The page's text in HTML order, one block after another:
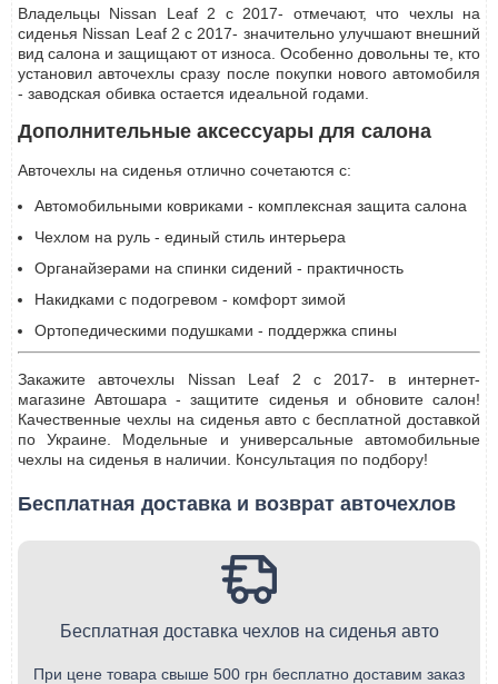
Владельцы Nissan Leaf 2 с 2017- отмечают, что чехлы на
сиденья Nissan Leaf 2 с 2017- значительно улучшают внешний
вид салона и защищают от износа. Особенно довольны те, кто
установил авточехлы сразу после покупки нового автомобиля
- заводская обивка остается идеальной годами.
Дополнительные аксессуары для салона
Авточехлы на сиденья отлично сочетаются с:
Автомобильными ковриками - комплексная защита салона
Чехлом на руль - единый стиль интерьера
Органайзерами на спинки сидений - практичность
Накидками с подогревом - комфорт зимой
Ортопедическими подушками - поддержка спины
Закажите авточехлы Nissan Leaf 2 с 2017- в интернет-
магазине Автошара - защитите сиденья и обновите салон!
Качественные чехлы на сиденья авто с бесплатной доставкой
по Украине. Модельные и универсальные автомобильные
чехлы на сиденья в наличии. Консультация по подбору!
Бесплатная доставка и возврат авточехлов
Бесплатная доставка чехлов на сиденья авто
При цене товара свыше 500 грн бесплатно доставим заказ